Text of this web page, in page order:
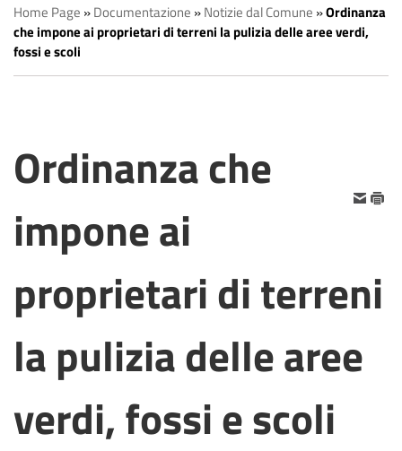
Home Page »Documentazione »Notizie dal Comune »Ordinanza
che impone ai proprietari di terreni la pulizia delle aree verdi,
fossi e scoli
Ordinanza che
impone ai
proprietari di terreni
la pulizia delle aree
verdi, fossi e scoli